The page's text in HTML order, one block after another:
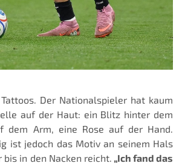
Der Nationalspieler hat kaum
auf der Haut: ein Blitz hinter dem
dem Arm, eine Rose auf der Hand.
ist jedoch das Motiv an seinem Hals
bis in den Nacken reicht. „Ich fand das